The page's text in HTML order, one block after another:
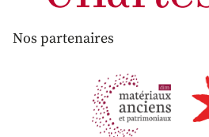
Nos partenaires